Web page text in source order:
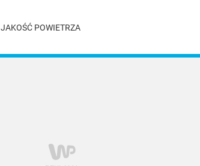
JAKOŚĆ POWIETRZA